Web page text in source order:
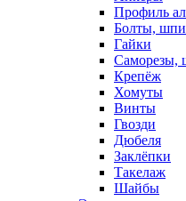
Профиль
Болты,
Гайки
Саморезы,
Крепёж
Хомуты
Винты
Гвозди
Дюбеля
Заклёпки
Такелаж
Шайбы